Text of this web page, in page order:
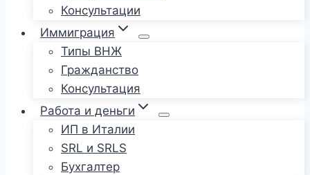
Консультации
Иммиграция
Типы ВНЖ
Гражданство
Консультация
Работа и деньги
ИП в Италии
SRL и SRLS
Бухгалтер